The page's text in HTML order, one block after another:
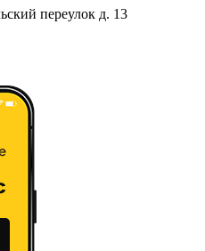
переулок д. 13